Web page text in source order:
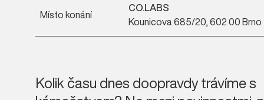
Místo konání
CO.LABS
Kounicova 685/20, 602 00 Brno
Kolik času dnes doopravdy trávíme s